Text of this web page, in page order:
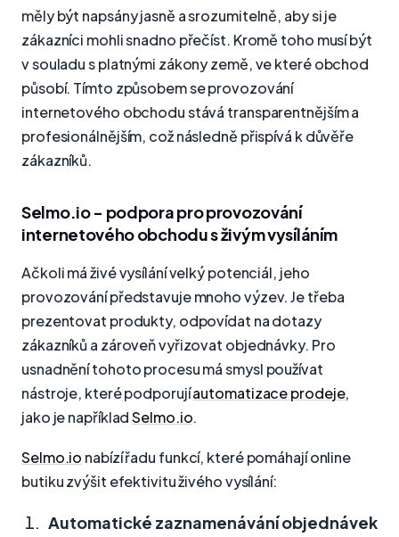
měly být napsány jasně a srozumitelně, aby si je
zákazníci mohli snadno přečíst. Kromě toho musí být
v souladu s platnými zákony země, ve které obchod
působí. Tímto způsobem se provozování
internetového obchodu stává transparentnějším a
profesionálnějším, což následně přispívá k důvěře
zákazníků.
Selmo.io - podpora pro provozování
internetového obchodu s živým vysíláním
Ačkoli má živé vysílání velký potenciál, jeho
provozování představuje mnoho výzev. Je třeba
prezentovat produkty, odpovídat na dotazy
zákazníků a zároveň vyřizovat objednávky. Pro
usnadnění tohoto procesu má smysl používat
nástroje, které podporujíautomatizace prodeje,
jako je napříkladSelmo.io.
Selmo.io nabízí řadu funkcí, které pomáhají online
butiku zvýšit efektivitu živého vysílání:
Automatické zaznamenávání objednávek